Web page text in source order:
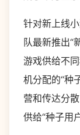
针对新上线
队最新推出“
游戏供给不
机分配的“种
营和传达分
供给“种子用